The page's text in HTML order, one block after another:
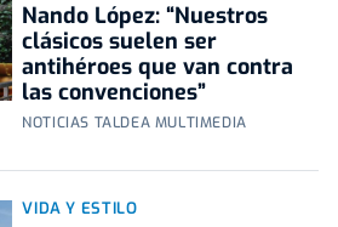
Nando López: “Nuestros
clásicos suelen ser
antihéroes que van contra
las convenciones”
NOTICIAS TALDEA MULTIMEDIA
VIDA Y ESTILO